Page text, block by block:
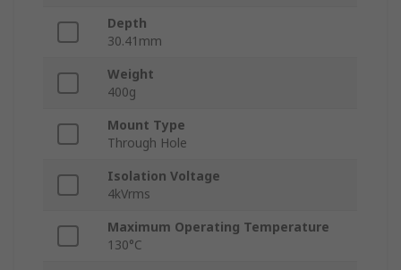
Depth
30.41mm
Weight
400g
Mount Type
Through Hole
Isolation Voltage
4kVrms
Maximum Operating Temperature
130°C